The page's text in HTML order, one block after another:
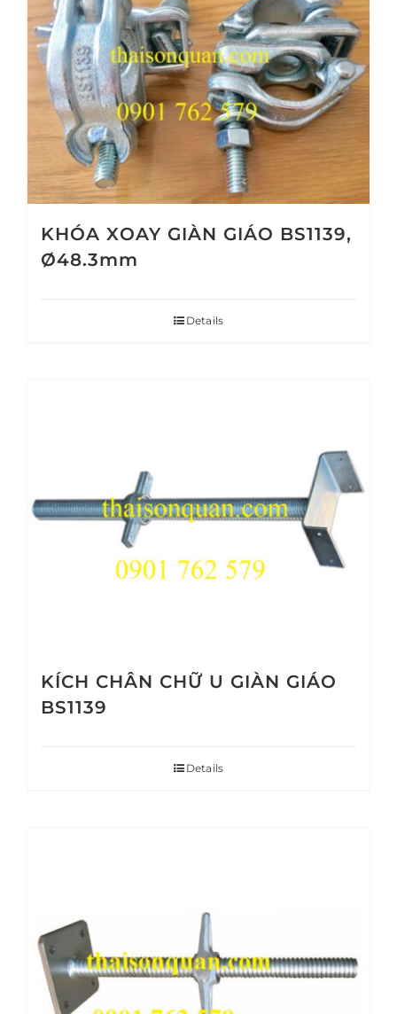
KHÓA XOAY GIÀN GIÁO BS1139,
Ø48.3mm
Details
KÍCH CHÂN CHỮ U GIÀN GIÁO
BS1139
Details